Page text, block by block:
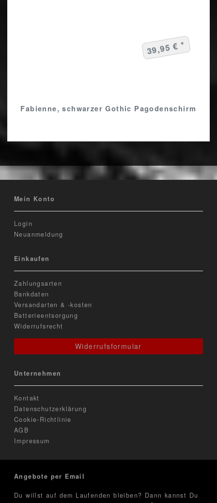
Fabienne, schwarzer Gothic Pagodenschirm
39,95 € *
Mein Konto
Login
Neuanmeldung
Einkaufen
Zahlungsarten
Bankdaten
Versandarten & -kosten
Batterieentsorgung
Widerrufsrecht
Widerrufsformular
Unternehmen
Kontakt
Datenschutzerklärung
Cookie-Richtlinie
AGB
Impressum
Angebote per Email
Du willst auf dem Laufenden bleiben? Dann kannst Du